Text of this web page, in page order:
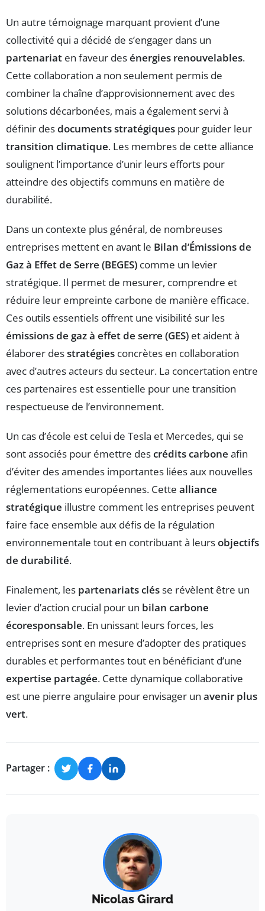
Un autre témoignage marquant provient d’une
collectivité qui a décidé de s’engager dans un
partenariat en faveur desénergies renouvelables.
Cette collaboration a non seulement permis de
combiner la chaîne d’approvisionnement avec des
solutions décarbonées, mais a également servi à
définir desdocuments stratégiques pour guider leur
transition climatique. Les membres de cette alliance
soulignent l’importance d’unir leurs efforts pour
atteindre des objectifs communs en matière de
durabilité.
Dans un contexte plus général, de nombreuses
entreprises mettent en avant le Bilan d’Émissions de
Gaz à Effet de Serre (BEGES) comme un levier
stratégique. Il permet de mesurer, comprendre et
réduire leur empreinte carbone de manière efficace.
Ces outils essentiels offrent une visibilité sur les
émissions de gaz à effet de serre (GES) et aident à
élaborer desstratégies concrètes en collaboration
avec d’autres acteurs du secteur. La concertation entre
ces partenaires est essentielle pour une transition
respectueuse de l’environnement.
Un cas d’école est celui de Tesla et Mercedes, qui se
sont associés pour émettre descrédits carbone afin
d’éviter des amendes importantes liées aux nouvelles
réglementations européennes. Cette alliance
stratégique illustre comment les entreprises peuvent
faire face ensemble aux défis de la régulation
environnementale tout en contribuant à leursobjectifs
de durabilité.
Finalement, les partenariats clésse révèlent être un
levier d’action crucial pour un bilan carbone
écoresponsable. En unissant leurs forces, les
entreprises sont en mesure d’adopter des pratiques
durables et performantes tout en bénéficiant d’une
expertise partagée. Cette dynamique collaborative
est une pierre angulaire pour envisager un avenir plus
vert.
Partager :
Nicolas Girard